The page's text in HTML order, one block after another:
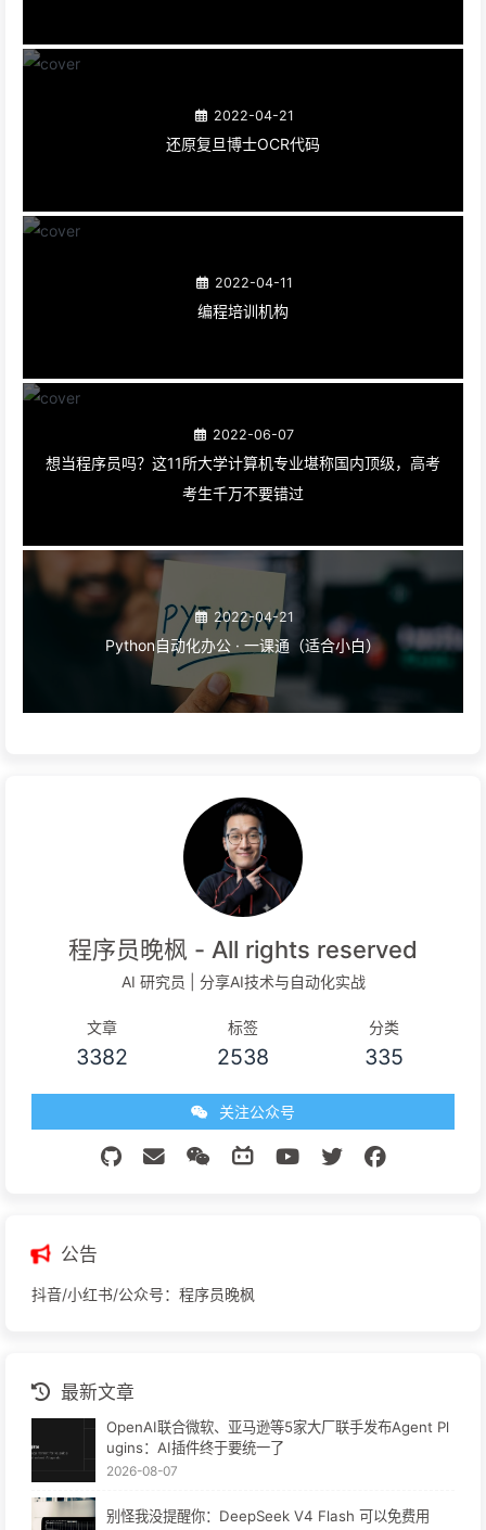
2022-04-21
还原复旦博士OCR代码
2022-04-11
编程培训机构
2022-06-07
想当程序员吗？这11所大学计算机专业堪称国内顶级，高考
考生千万不要错过
2022-04-21
Python自动化办公 · 一课通（适合小白）
程序员晚枫 - All rights reserved
AI 研究员 | 分享AI技术与自动化实战
文章
3382
标签
2538
分类
335
关注公众号
公告
抖音/小红书/公众号：程序员晚枫
最新文章
OpenAI联合微软、亚马逊等5家大厂联手发布Agent Pl
ugins：AI插件终于要统一了
2026-08-07
别怪我没提醒你：DeepSeek V4 Flash 可以免费用